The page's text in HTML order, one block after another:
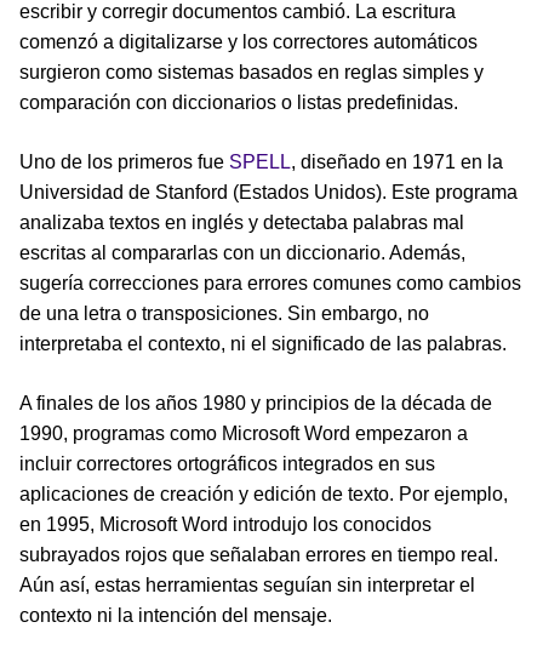
escribir y corregir documentos cambió. La escritura
comenzó a digitalizarse y los correctores automáticos
surgieron como sistemas basados en reglas simples y
comparación con diccionarios o listas predefinidas.
Uno de los primeros fue SPELL, diseñado en 1971 en la
Universidad de Stanford (Estados Unidos). Este programa
analizaba textos en inglés y detectaba palabras mal
escritas al compararlas con un diccionario. Además,
sugería correcciones para errores comunes como cambios
de una letra o transposiciones. Sin embargo, no
interpretaba el contexto, ni el significado de las palabras.
A finales de los años 1980 y principios de la década de
1990, programas como Microsoft Word empezaron a
incluir correctores ortográficos integrados en sus
aplicaciones de creación y edición de texto. Por ejemplo,
en 1995, Microsoft Word introdujo los conocidos
subrayados rojos que señalaban errores en tiempo real.
Aún así, estas herramientas seguían sin interpretar el
contexto ni la intención del mensaje.